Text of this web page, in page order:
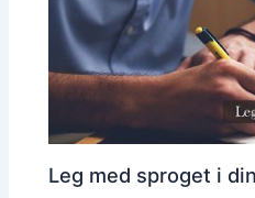
Leg med sproget i